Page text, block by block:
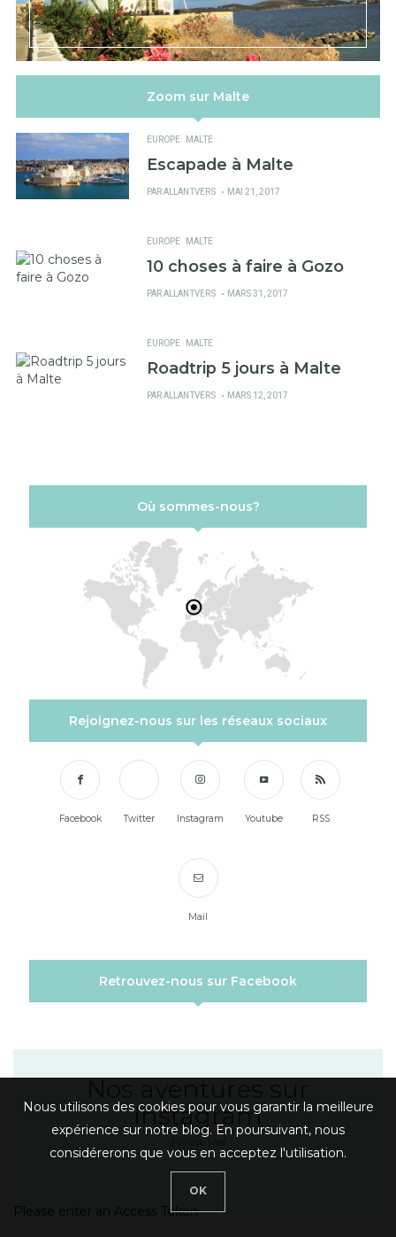
Zoom sur Malte
EUROPE MALTE
Escapade à Malte
PARALLANTVERS
PUBLIÉ
MAI 21, 2017
EUROPE MALTE
10 choses à faire à Gozo
PARALLANTVERS
PUBLIÉ
MARS 31, 2017
EUROPE MALTE
Roadtrip 5 jours à Malte
PARALLANTVERS
PUBLIÉ
MARS 12, 2017
Où sommes-nous?
Rejoignez-nous sur les réseaux sociaux
Facebook Twitter Instagram Youtube RSS
Mail
Retrouvez-nous sur Facebook
Instagram
Please enter an Access Token
Nous utilisons des cookies pour vous garantir la meilleure
expérience sur notre blog. En poursuivant, nous
considérerons que vous en acceptez l'utilisation.
OK